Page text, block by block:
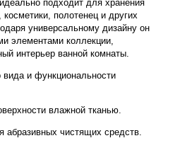
подходит для хранения
полотенец и других
универсальному дизайну он
элементами коллекции,
интерьер ванной комнаты.
и функциональности
влажной тканью.
абразивных чистящих средств.